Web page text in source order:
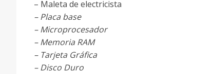
– Maleta de electricista
– Placa base
– Microprocesador
– Memoria RAM
– Tarjeta Gráfica
– Disco Duro